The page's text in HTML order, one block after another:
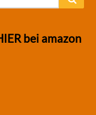
bei amazon